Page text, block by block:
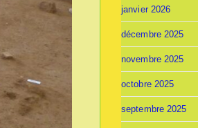
janvier 2026
décembre 2025
novembre 2025
octobre 2025
septembre 2025